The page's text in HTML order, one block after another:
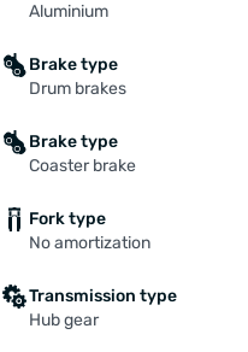
Aluminium
Brake type
Drum brakes
Brake type
Coaster brake
Fork type
No amortization
Transmission type
Hub gear